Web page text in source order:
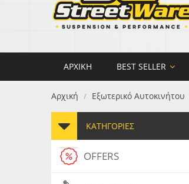
ΑΡΧΙΚΉ BEST SELLER
Αρχική / Εξωτερικό Αυτοκινήτου
ΚΑΤΗΓΟΡΊΕΣ
OFFERS